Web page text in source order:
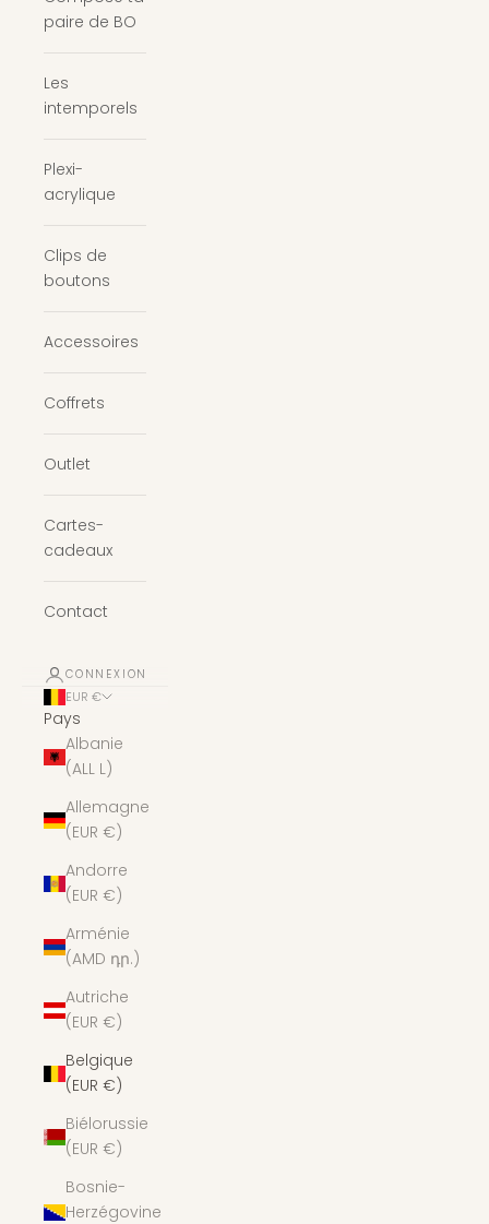
paire de BO
Les
intemporels
Plexi-
acrylique
Clips de
boutons
Accessoires
Coffrets
Outlet
Cartes-
cadeaux
Contact
CONNEXION
EUR €
Pays
Albanie
(ALL L)
Allemagne
(EUR €)
Andorre
(EUR €)
Arménie
(AMD դր.)
Autriche
(EUR €)
Belgique
(EUR €)
Biélorussie
(EUR €)
Bosnie-
Herzégovine